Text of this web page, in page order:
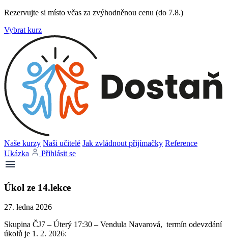
Rezervujte si místo včas za zvýhodněnou cenu (do 7.8.)
Vybrat kurz
Naše kurzy Naši učitelé Jak zvládnout přijímačky Reference
Ukázka
Přihlásit se
Úkol ze 14.lekce
27. ledna 2026
Skupina ČJ7 – Úterý 17:30 – Vendula Navarová, termín odevzdání
úkolů je 1. 2. 2026: